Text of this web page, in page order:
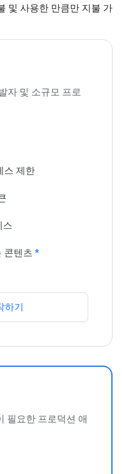
및 사용한 만큼만 지불 가
자 및 소규모 프로
스 제한
스
콘텐츠 *
하기
필요한 프로덕션 애